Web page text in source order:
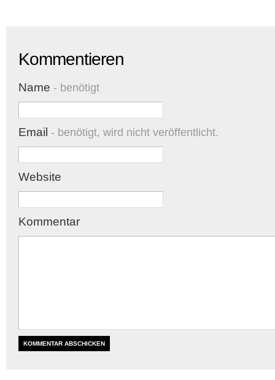
Kommentieren
Name - benötigt
Email - benötigt, wird nicht veröffentlicht.
Website
Kommentar